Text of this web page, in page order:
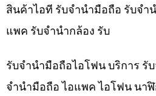
สินค้าไอที รับจำนำมือถือ รับจำ
แพค รับจำนำกล้อง รับ
รับจำนำมือถือไอโฟน บริการ รั
จำนำมือถือ ไอแพค ไอโฟน นา